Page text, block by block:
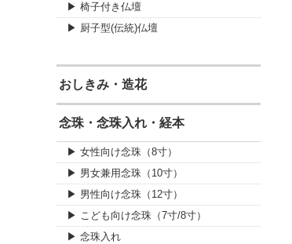
▶ 椅子付き仏壇
▶ 厨子型(伝統)仏壇
おしきみ・造花
念珠・念珠入れ・経本
▶ 女性向け念珠（8寸）
▶ 男女兼用念珠（10寸）
▶ 男性向け念珠（12寸）
▶ こども向け念珠（7寸/8寸）
▶ 念珠入れ